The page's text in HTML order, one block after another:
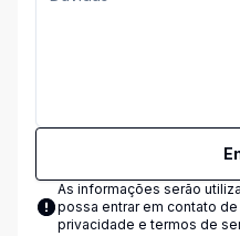
As informações serão
possa entrar em contato
privacidade e termos de